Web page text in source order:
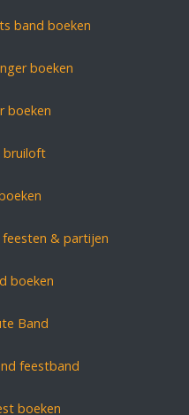
band boeken
boeken
boeken
bruiloft
& partijen
boeken
Band
feestband
boeken